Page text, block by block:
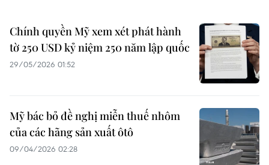
Chính quyền Mỹ xem xét phát hành
tờ 250 USD kỷ niệm 250 năm lập quốc
29/05/2026 01:52
Mỹ bác bỏ đề nghị miễn thuế nhôm
của các hãng sản xuất ôtô
09/04/2026 02:28